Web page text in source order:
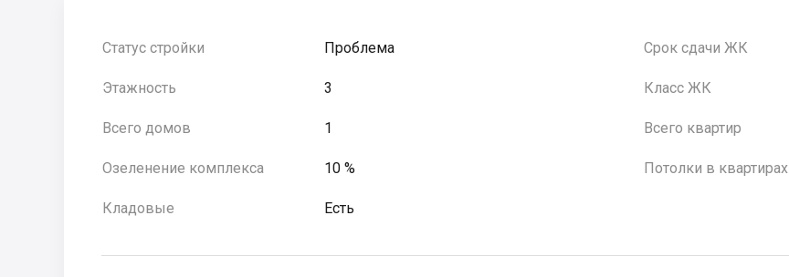
Статус стройки Проблема Срок сдачи ЖК
Этажность 3 Класс ЖК
Всего домов 1 Всего квартир
Озеленение комплекса 10 % Потолки в квартирах
Кладовые Есть